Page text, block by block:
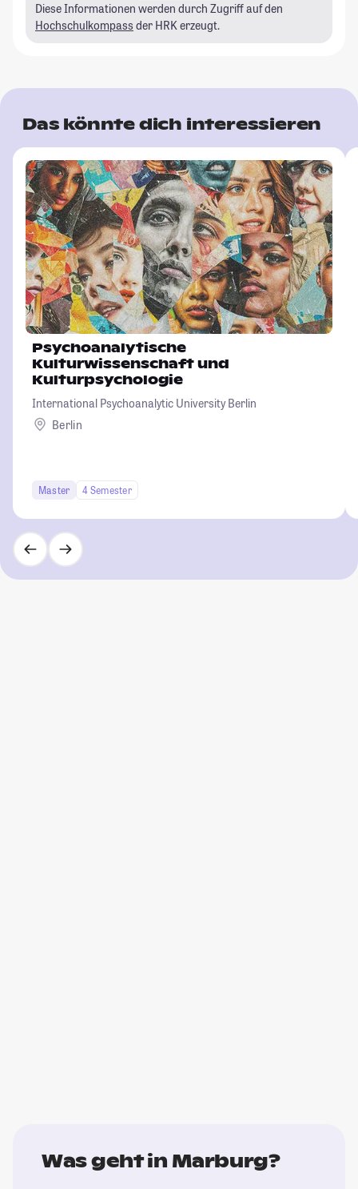
Diese Informationen werden durch Zugriff auf den
Hochschulkompass der HRK erzeugt.
Das könnte dich interessieren
Psychoanalytische
Kulturwissenschaft und
Kulturpsychologie
International Psychoanalytic University Berlin
Berlin
Master 4 Semester
Was geht in Marburg?